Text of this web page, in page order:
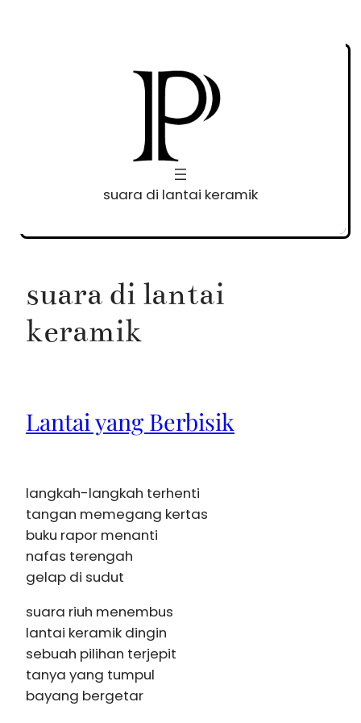
suara di lantai keramik
suara di lantai
keramik
Lantai yang Berbisik
langkah-langkah terhenti
tangan memegang kertas
buku rapor menanti
nafas terengah
gelap di sudut
suara riuh menembus
lantai keramik dingin
sebuah pilihan terjepit
tanya yang tumpul
bayang bergetar